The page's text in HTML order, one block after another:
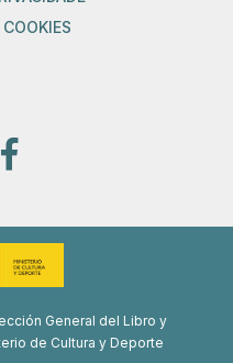
General del Libro y
de Cultura y Deporte